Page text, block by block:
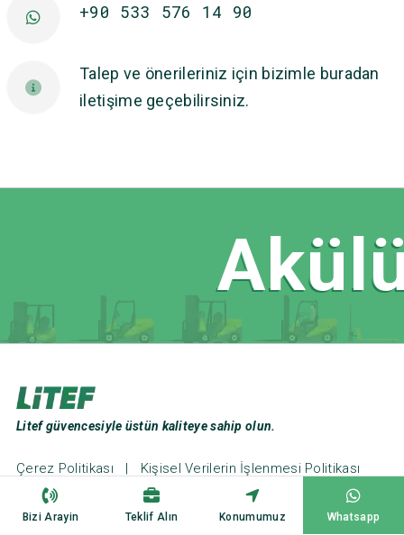
+90 533 576 14 90
Talep ve önerileriniz için bizimle buradan
iletişime geçebilirsiniz.
Bizi Arayin Teklif Alın Konumumuz Whatsapp
Litef güvencesiyle üstün kaliteye sahip olun.
Çerez Politikası |
Kişisel Verilerin İşlenmesi Politikası
Web Tasarım ve Seo: Türk Bilişim
Copyright ©2023 Litef Forklift All Rights Reserved.